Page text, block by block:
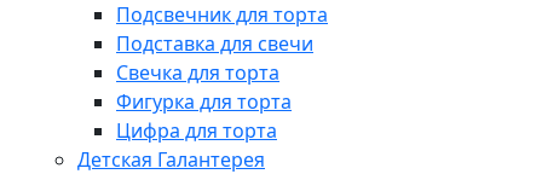
Подсвечник для торта
Подставка для свечи
Свечка для торта
Фигурка для торта
Цифра для торта
Детская Галантерея